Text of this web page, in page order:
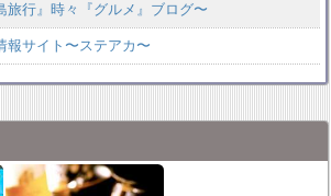
旅行』時々『グルメ』ブログ〜
報サイト〜ステアカ〜